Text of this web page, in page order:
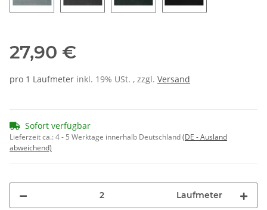
27,90 €
pro 1 Laufmeter inkl. 19% USt. , zzgl. Versand
Sofort verfügbar
Lieferzeit ca.:4 - 5 Werktage innerhalb Deutschland(DE - Ausland
abweichend)
Laufmeter